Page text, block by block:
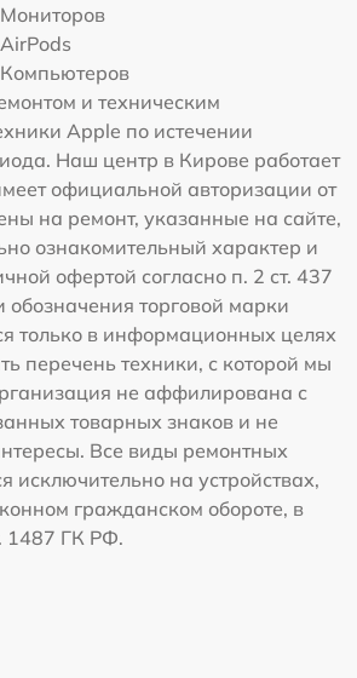
Мониторов
AirPods
Компьютеров
и техническим
Apple по истечении
Наш центр в Кирове работает
официальной авторизации от
на ремонт, указанные на сайте,
ознакомительный характер и
офертой согласно п. 2 ст. 437
торговой марки
только в информационных целях
перечень техники, с которой мы
не аффилирована с
товарных знаков и не
Все виды ремонтных
исключительно на устройствах,
гражданском обороте, в
1487 ГК РФ.